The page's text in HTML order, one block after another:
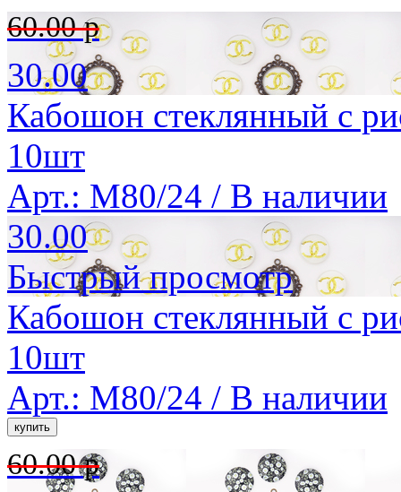
60.00 р
30.00
Кабошон стеклянный с
10шт
Арт.: M80/24 / В наличии
30.00
Быстрый просмотр
Кабошон стеклянный с
10шт
Арт.: M80/24 / В наличии
60.00 р